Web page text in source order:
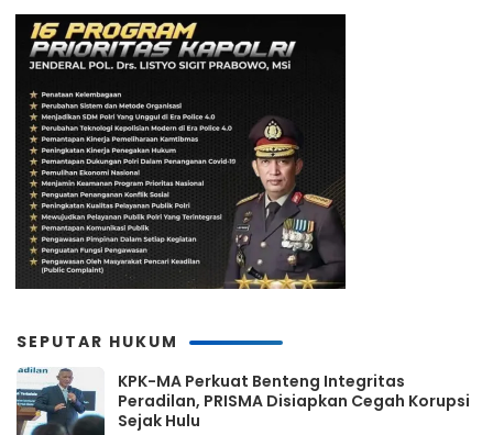
SEPUTAR HUKUM
KPK-MA Perkuat Benteng Integritas
Peradilan, PRISMA Disiapkan Cegah Korupsi
Sejak Hulu